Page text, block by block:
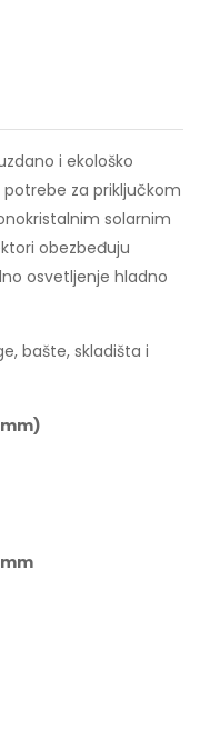
i ekološko
za priključkom
solarnim
obezbeđuju
osvetljenje hladno
bašte, skladišta i
mm)
mm